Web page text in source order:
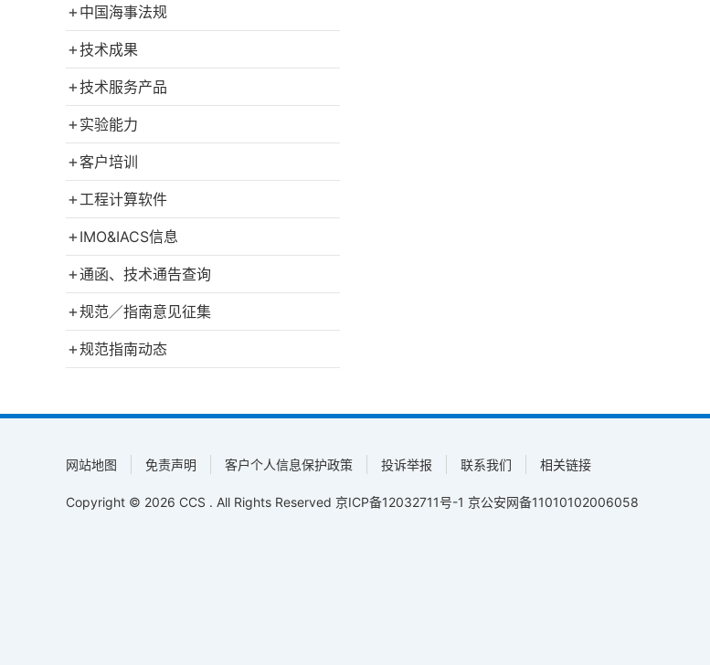
+ 中国海事法规
+技术成果
+技术服务产品
+ 实验能力
+客户培训
+工程计算软件
+ IMO&IACS信息
+通函、技术通告查询
+规范／指南意见征集
+规范指南动态
网站地图 免责声明 客户个人信息保护政策 投诉举报 联系我们 相关链接
Copyright © 2026 CCS . All Rights Reserved 京ICP备12032711号-1 京公安网备11010102006058